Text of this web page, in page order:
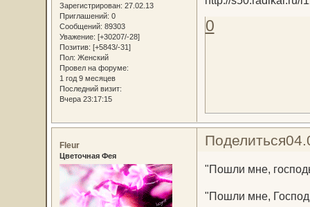
Зарегистрирован: 27.02.13
Приглашений: 0
Сообщений: 89303
Уважение: [+30207/-28]
Позитив: [+5843/-31]
Пол: Женский
Провел на форуме:
1 год 9 месяцев
Последний визит:
Вчера 23:17:15
0
Поделиться
Fleur
Цветочная Фея
"Пошли мне,
"Пошли мне,